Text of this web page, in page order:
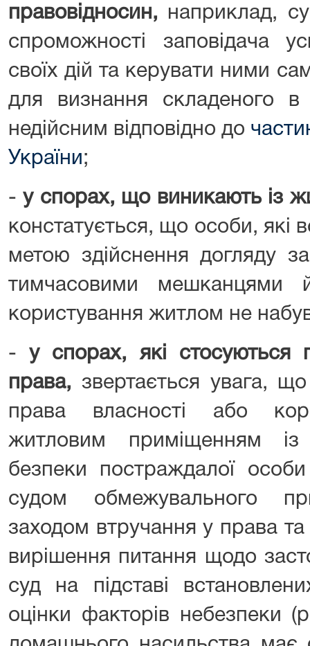
правовідносин, наприклад,
спроможності заповідача
своїх дій та керувати ними
для визнання складеного в
недійсним відповідно до
України;
-у спорах, щовиникають із
констатується, що особи, які
метою здійснення догляду
тимчасовими мешканцями
користування житлом не
-у спорах, які стосуються
права, звертається увага,
права власності або
житловим приміщенням із
безпеки постраждалої
судом обмежувального
заходом втручання у права
вирішення питання щодо
суд на підставі
оцінки факторів небезпеки